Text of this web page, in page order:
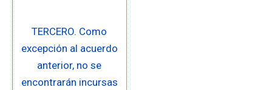
TERCERO. Como
excepción al acuerdo
anterior, no se
encontrarán incursas